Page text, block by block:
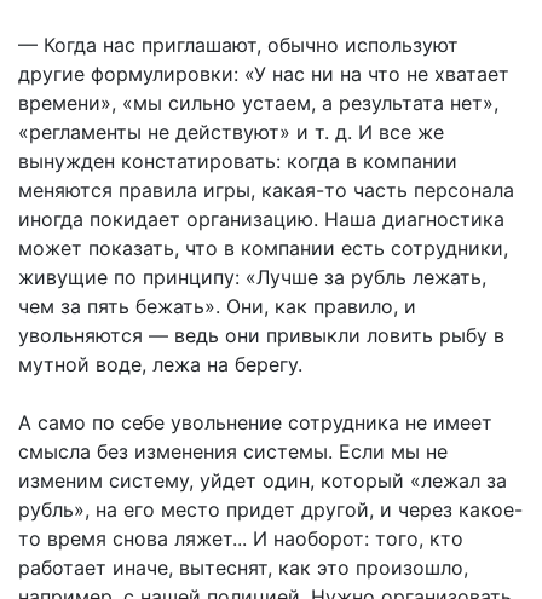
— Когда нас приглашают, обычно используют
другие формулировки: «У нас ни на что не хватает
времени», «мы сильно устаем, а результата нет»,
«регламенты не действуют» и т. д. И все же
вынужден констатировать: когда в компании
меняются правила игры, какая-то часть персонала
иногда покидает организацию. Наша диагностика
может показать, что в компании есть сотрудники,
живущие по принципу: «Лучше за рубль лежать,
чем за пять бежать». Они, как правило, и
увольняются — ведь они привыкли ловить рыбу в
мутной воде, лежа на берегу.
А само по себе увольнение сотрудника не имеет
смысла без изменения системы. Если мы не
изменим систему, уйдет один, который «лежал за
рубль», на его место придет другой, и через какое-
то время снова ляжет... И наоборот: того, кто
работает иначе, вытеснят, как это произошло,